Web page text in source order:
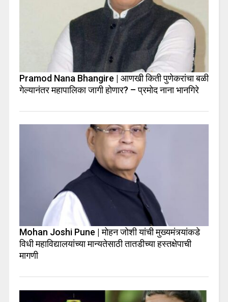
Pramod Nana Bhangire | आणखी किती पुणेकरांचा बळी
गेल्यानंतर महापालिका जागी होणार? – प्रमोद नाना भानगिरे
Mohan Joshi Pune | मोहन जोशी यांची मुख्यमंत्र्यांकडे
विधी महाविद्यालयांच्या मान्यतेसाठी तातडीच्या हस्तक्षेपाची
मागणी